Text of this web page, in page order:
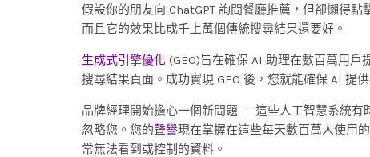
假設你的朋友向 ChatGPT 詢問餐廳推薦，但卻懶得
而且它的效果比成千上萬個傳統搜尋結果還要好。
生成式引擎優化 (GEO)旨在確保 AI 助理在數百萬用
搜尋結果頁面。成功實現 GEO 後，您就能確保 AI 提
品牌經理開始擔心一個新問題——這些人工智慧系統
忽略您。您的聲譽現在掌握在這些每天數百萬人使用
常無法看到或控制的資料。